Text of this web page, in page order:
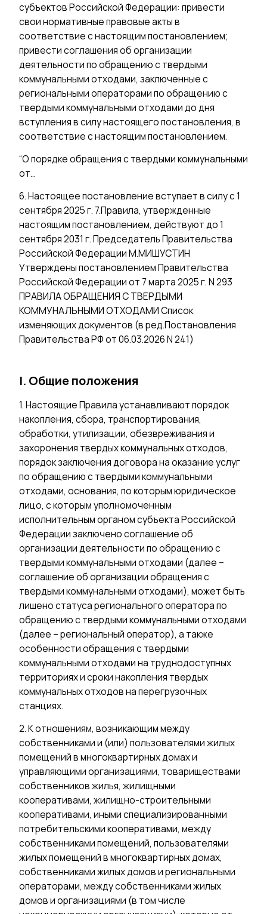
субъектов Российской Федерации: привести
свои нормативные правовые акты в
соответствие с настоящим постановлением;
привести соглашения об организации
деятельности по обращению с твердыми
коммунальными отходами, заключенные с
региональными операторами по обращению с
твердыми коммунальными отходами до дня
вступления в силу настоящего постановления, в
соответствие с настоящим постановлением.
“О порядке обращения с твердыми коммунальными
от…
6. Настоящее постановление вступает в силу с 1
сентября 2025 г. 7.Правила, утвержденные
настоящим постановлением, действуют до 1
сентября 2031 г. Председатель Правительства
Российской Федерации М.МИШУСТИН
Утверждены постановлением Правительства
Российской Федерации от 7 марта 2025 г. N 293
ПРАВИЛА ОБРАЩЕНИЯ С ТВЕРДЫМИ
КОММУНАЛЬНЫМИ ОТХОДАМИ Список
изменяющих документов (в ред.Постановления
Правительства РФ от 06.03.2026 N 241)
I. Общие положения
1. Настоящие Правила устанавливают порядок
накопления, сбора, транспортирования,
обработки, утилизации, обезвреживания и
захоронения твердых коммунальных отходов,
порядок заключения договора на оказание услуг
по обращению с твердыми коммунальными
отходами, основания, по которым юридическое
лицо, с которым уполномоченным
исполнительным органом субъекта Российской
Федерации заключено соглашение об
организации деятельности по обращению с
твердыми коммунальными отходами (далее –
соглашение об организации обращения с
твердыми коммунальными отходами), может быть
лишено статуса регионального оператора по
обращению с твердыми коммунальными отходами
(далее – региональный оператор), а также
особенности обращения с твердыми
коммунальными отходами на труднодоступных
территориях и сроки накопления твердых
коммунальных отходов на перегрузочных
станциях.
2. К отношениям, возникающим между
собственниками и (или) пользователями жилых
помещений в многоквартирных домах и
управляющими организациями, товариществами
собственников жилья, жилищными
кооперативами, жилищно-строительными
кооперативами, иными специализированными
потребительскими кооперативами, между
собственниками помещений, пользователями
жилых помещений в многоквартирных домах,
собственниками жилых домов и региональными
операторами, между собственниками жилых
домов и организациями (в том числе